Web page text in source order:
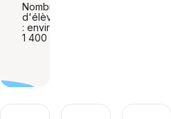
Nombre
d'élèves
: environ
1 400